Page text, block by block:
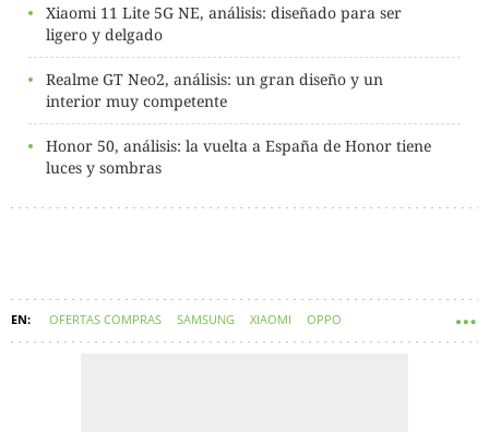
Xiaomi 11 Lite 5G NE, análisis: diseñado para ser
ligero y delgado
Realme GT Neo2, análisis: un gran diseño y un
interior muy competente
Honor 50, análisis: la vuelta a España de Honor tiene
luces y sombras
OFERTAS COMPRAS SAMSUNG XIAOMI OPPO